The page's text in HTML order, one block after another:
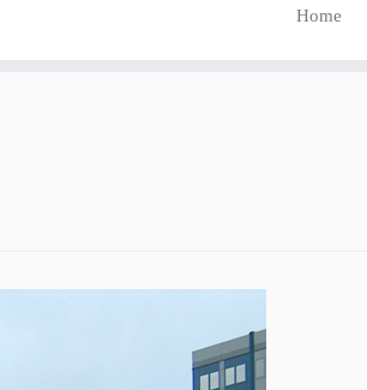
Home